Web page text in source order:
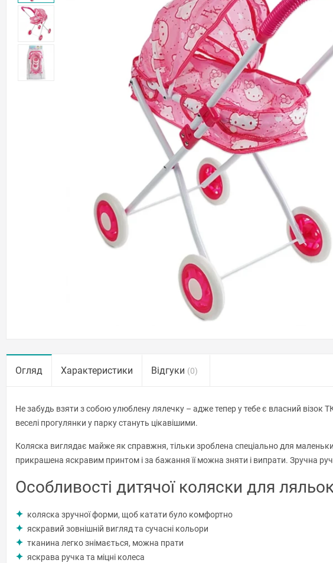
Огляд Характеристики Відгуки (0)
Не забудь взяти з собою улюблену лялечку – адже тепер у тебе є власний
веселі прогулянки у парку стануть цікавішими.
Коляска виглядає майже як справжня, тільки зроблена спеціально для
прикрашена яскравим принтом і за бажання її можна зняти і випрати. Зручна
Особливості дитячої коляски для
коляска зручної форми, щоб катати було комфортно
яскравий зовнішній вигляд та сучасні кольори
тканина легко знімається, можна прати
яскрава ручка та міцні колеса